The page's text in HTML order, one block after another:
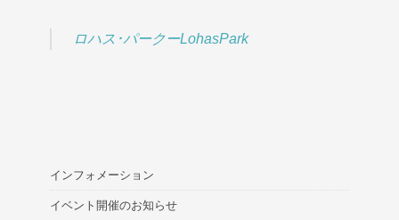
ロハス･パークーLohasPark
インフォメーション
イベント開催のお知らせ